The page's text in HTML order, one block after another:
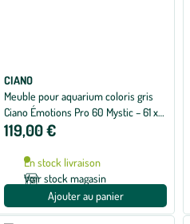
CIANO
Meuble pour aquarium coloris gris
Ciano Émotions Pro 60 Mystic – 61 x
40 x 83 cm
119,00 €
En stock livraison
Voir stock magasin
Ajouter au panier